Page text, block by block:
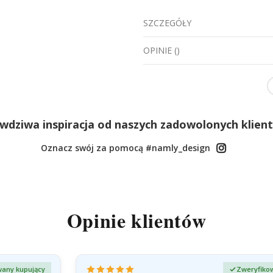
SZCZEGÓŁY
OPINIE ()
inspiracja od naszych zadowolonych
Oznacz swój za pomocą #namly_design
Opinie klientów
kupujący